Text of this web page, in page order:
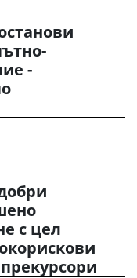
-
с цел